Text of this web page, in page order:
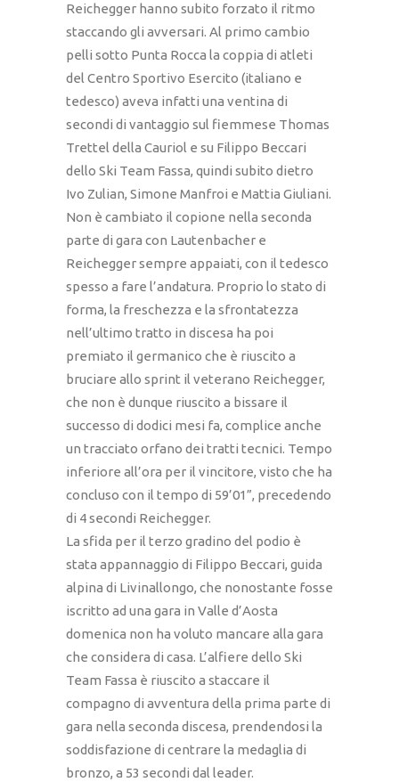
Reichegger hanno subito forzato il ritmo
staccando gli avversari. Al primo cambio
pelli sotto Punta Rocca la coppia di atleti
del Centro Sportivo Esercito (italiano e
tedesco) aveva infatti una ventina di
secondi di vantaggio sul fiemmese Thomas
Trettel della Cauriol e su Filippo Beccari
dello Ski Team Fassa, quindi subito dietro
Ivo Zulian, Simone Manfroi e Mattia Giuliani.
Non è cambiato il copione nella seconda
parte di gara con Lautenbacher e
Reichegger sempre appaiati, con il tedesco
spesso a fare l’andatura. Proprio lo stato di
forma, la freschezza e la sfrontatezza
nell’ultimo tratto in discesa ha poi
premiato il germanico che è riuscito a
bruciare allo sprint il veterano Reichegger,
che non è dunque riuscito a bissare il
successo di dodici mesi fa, complice anche
un tracciato orfano dei tratti tecnici. Tempo
inferiore all’ora per il vincitore, visto che ha
concluso con il tempo di 59’01”, precedendo
di 4 secondi Reichegger.
La sfida per il terzo gradino del podio è
stata appannaggio di Filippo Beccari, guida
alpina di Livinallongo, che nonostante fosse
iscritto ad una gara in Valle d’Aosta
domenica non ha voluto mancare alla gara
che considera di casa. L’alfiere dello Ski
Team Fassa è riuscito a staccare il
compagno di avventura della prima parte di
gara nella seconda discesa, prendendosi la
soddisfazione di centrare la medaglia di
bronzo, a 53 secondi dal leader.